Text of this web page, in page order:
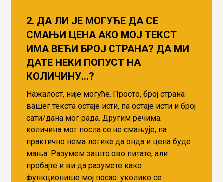
2. ДА ЛИ ЈЕ МОГУЋЕ ДА СЕ
СМАЊИ ЦЕНА АКО МОЈ ТЕКСТ
ИМА ВЕЋИ БРОЈ СТРАНА? ДА МИ
ДАТЕ НЕКИ ПОПУСТ НА
КОЛИЧИНУ…?
Нажалост, није могуће. Просто, број страна
вашег текста остаје исти, па остаје исти и број
сати/дана мог рада. Другим речима,
количина мог посла се не смањује, па
практично нема логике да онда и цена буде
мања. Разумем зашто ово питате, али
пробајте и ви да разумете како
функционише мој посао: уколико се